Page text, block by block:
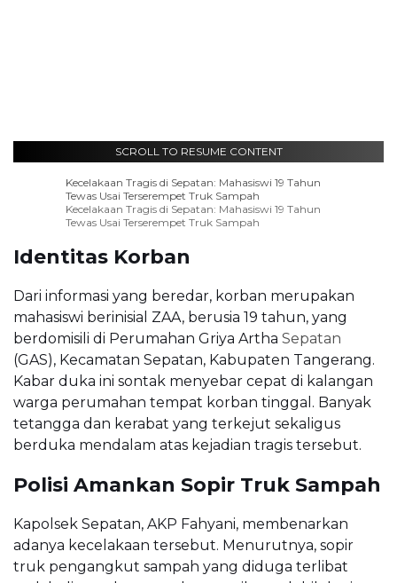
SCROLL TO RESUME CONTENT
Kecelakaan Tragis di Sepatan: Mahasiswi 19 Tahun
Tewas Usai Terserempet Truk Sampah
Kecelakaan Tragis di Sepatan: Mahasiswi 19 Tahun
Tewas Usai Terserempet Truk Sampah
Identitas Korban
Dari informasi yang beredar, korban merupakan
mahasiswi berinisial ZAA, berusia 19 tahun, yang
berdomisili di Perumahan Griya Artha Sepatan
(GAS), Kecamatan Sepatan, Kabupaten Tangerang.
Kabar duka ini sontak menyebar cepat di kalangan
warga perumahan tempat korban tinggal. Banyak
tetangga dan kerabat yang terkejut sekaligus
berduka mendalam atas kejadian tragis tersebut.
Polisi Amankan Sopir Truk Sampah
Kapolsek Sepatan, AKP Fahyani, membenarkan
adanya kecelakaan tersebut. Menurutnya, sopir
truk pengangkut sampah yang diduga terlibat